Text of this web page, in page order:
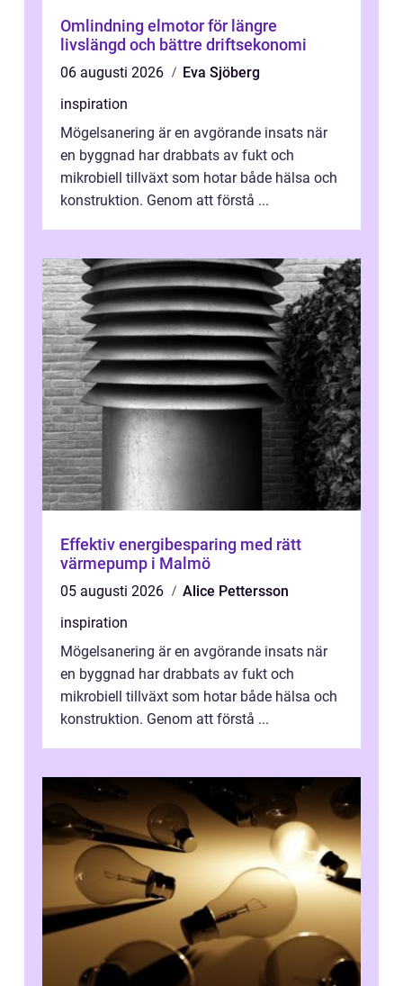
Omlindning elmotor för längre
livslängd och bättre driftsekonomi
06 augusti 2026
Eva Sjöberg
inspiration
Mögelsanering är en avgörande insats när
en byggnad har drabbats av fukt och
mikrobiell tillväxt som hotar både hälsa och
konstruktion. Genom att förstå ...
Effektiv energibesparing med rätt
värmepump i Malmö
05 augusti 2026
Alice Pettersson
inspiration
Mögelsanering är en avgörande insats när
en byggnad har drabbats av fukt och
mikrobiell tillväxt som hotar både hälsa och
konstruktion. Genom att förstå ...